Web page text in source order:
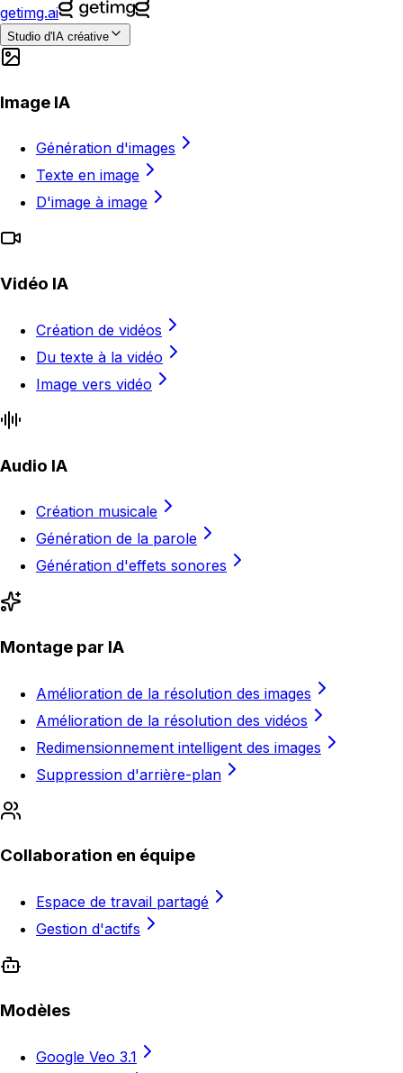
getimg.ai
Studio d'IA créative
Image IA
Génération d'images
Texte en image
D'image à image
Vidéo IA
Création de vidéos
Du texte à la vidéo
Image vers vidéo
Audio IA
Création musicale
Génération de la parole
Génération d'effets sonores
Montage par IA
Amélioration de la résolution des images
Amélioration de la résolution des vidéos
Redimensionnement intelligent des images
Suppression d'arrière-plan
Collaboration en équipe
Espace de travail partagé
Gestion d'actifs
Modèles
Google Veo 3.1